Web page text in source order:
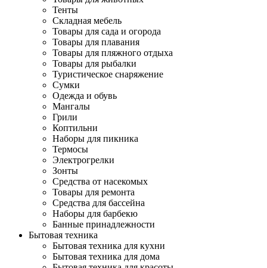
Тенты
Складная мебель
Товары для сада и огорода
Товары для плавания
Товары для пляжного отдыха
Товары для рыбалки
Туристическое снаряжение
Сумки
Одежда и обувь
Мангалы
Грили
Коптильни
Наборы для пикника
Термосы
Электрогрелки
Зонты
Средства от насекомых
Товары для ремонта
Средства для бассейна
Наборы для барбекю
Банные принадлежности
Бытовая техника
Бытовая техника для кухни
Бытовая техника для дома